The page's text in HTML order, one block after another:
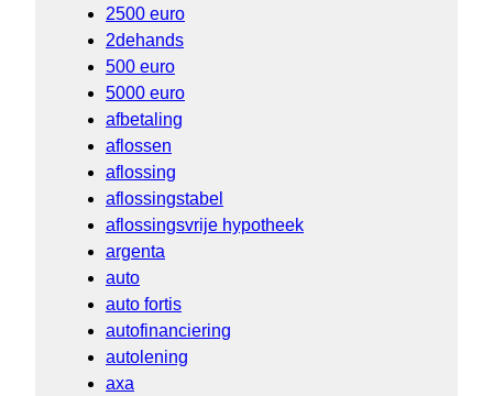
2500 euro
2dehands
500 euro
5000 euro
afbetaling
aflossen
aflossing
aflossingstabel
aflossingsvrije hypotheek
argenta
auto
auto fortis
autofinanciering
autolening
axa